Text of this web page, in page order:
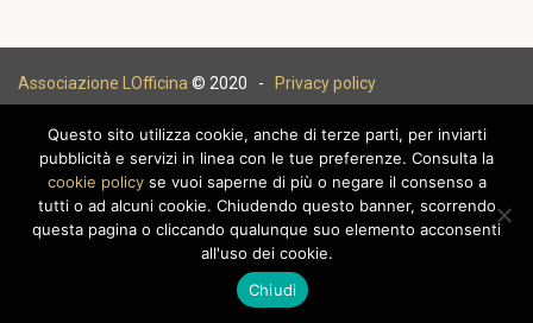
Associazione LOfficina © 2020 - Privacy policy
Questo sito utilizza cookie, anche di terze parti, per inviarti
pubblicità e servizi in linea con le tue preferenze. Consulta la
cookie policyse vuoi saperne di più o negare il consenso a
tutti o ad alcuni cookie. Chiudendo questo banner, scorrendo
questa pagina o cliccando qualunque suo elemento acconsenti
all'uso dei cookie.
Chiudi